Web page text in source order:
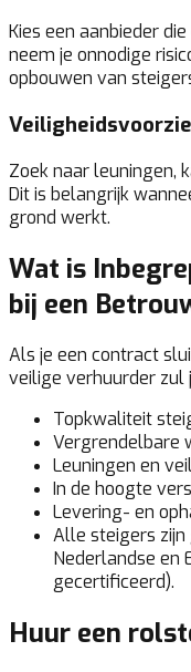
Kies een aanbieder
neem je onnodige
opbouwen van
Zoek naar leuningen,
Dit is belangrijk
grond werkt.
Wat is
bij een
Als je een contract
veilige verhuurder zul
Topkwaliteit
Vergrendelbare
Leuningen en
In de hoogte
Levering- en
Alle steigers
Nederlandse en
gecertificeerd).
Huur een